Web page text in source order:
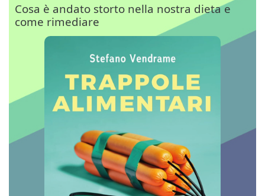
Cosa è andato storto nella nostra dieta e
come rimediare